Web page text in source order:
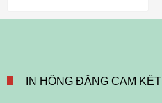
IN HỒNG ĐĂNG CAM KẾT